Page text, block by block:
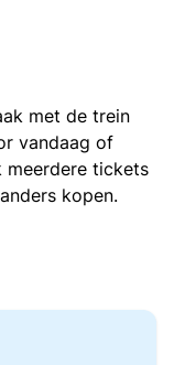
met de trein
vandaag of
meerdere tickets
kopen.